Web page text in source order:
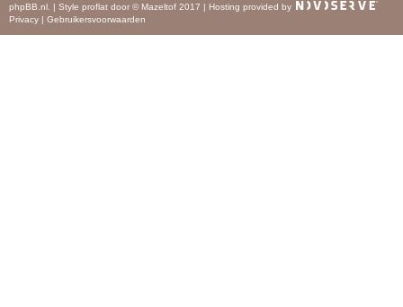
phpBB.nl
| Style proflat door © Mazeltof 2017 | Hosting provided by
Privacy | Gebruikersvoorwaarden